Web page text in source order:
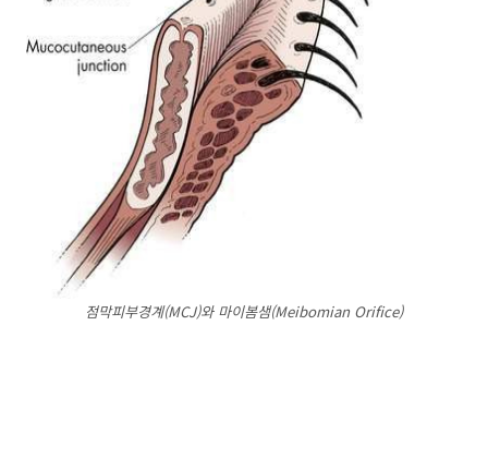
점막피부경계(MCJ)와 마이봄샘(Meibomian Orifice)